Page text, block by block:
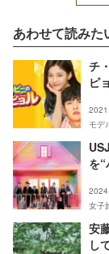
あわせて読みた
チ
ピ
モデ
を
女子
安
し